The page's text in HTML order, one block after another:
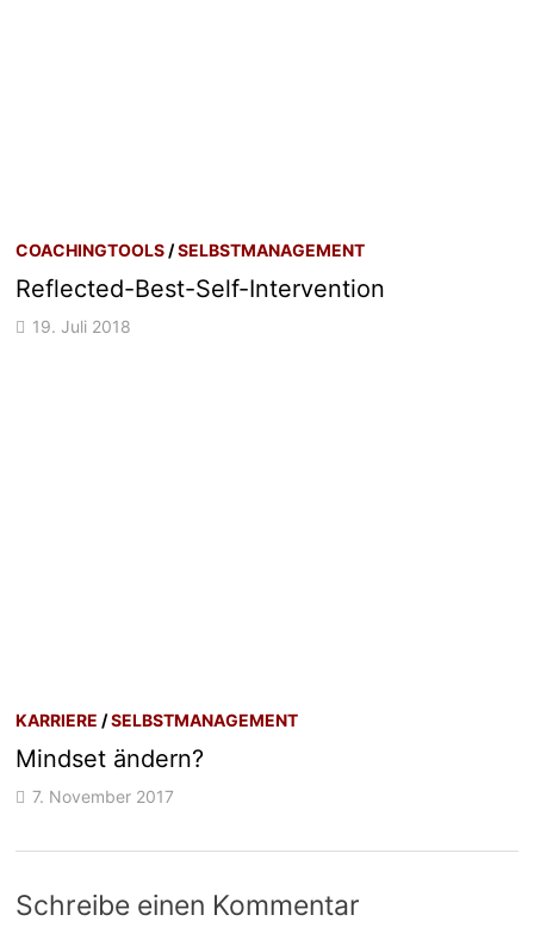
COACHINGTOOLS /SELBSTMANAGEMENT
Reflected-Best-Self-Intervention
19. Juli 2018
KARRIERE /SELBSTMANAGEMENT
Mindset ändern?
7. November 2017
Schreibe einen Kommentar